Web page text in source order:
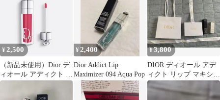
¥2,500
（新品未使用）Dior デ
ィオール アディクト リ
ップ マキシマイザー
¥2,400
Dior Addict Lip
Maximizer 094 Aqua Pop
¥3,800
DIOR ディオール アデ
ィクト リップ マキシマ
イザー/001